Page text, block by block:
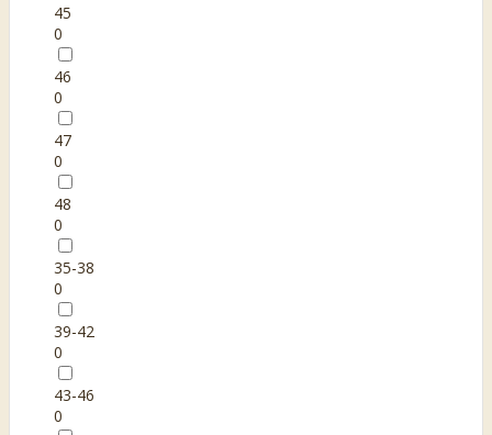
45
0
46
0
47
0
48
0
35-38
0
39-42
0
43-46
0